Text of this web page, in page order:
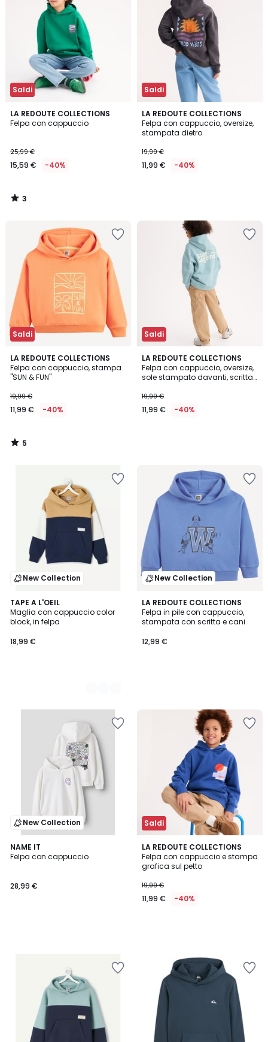
applicato.
Saldi
LA REDOUTE COLLECTIONS
Felpa con cappuccio
25,99 €
15,59 € -40%
3
/
3
/
Saldi
LA REDOUTE COLLECTIONS
Felpa con cappuccio, oversize,
stampata dietro
19,99 €
11,99 € -40%
Saldi
LA REDOUTE COLLECTIONS
Felpa con cappuccio, stampa
"SUN & FUN"
19,99 €
11,99 € -40%
5
/
5
5
/
Saldi
LA REDOUTE COLLECTIONS
Felpa con cappuccio, oversize,
sole stampato davanti, scritta
19,99 €
11,99 € -40%
New Collection
TAPE A L'OEIL
Maglia con cappuccio color
block, in felpa
18,99 €
2
Colori
New Collection
LA REDOUTE COLLECTIONS
Felpa in pile con cappuccio,
stampata con scritta e cani
12,99 €
New Collection
NAME IT
Felpa con cappuccio
28,99 €
Saldi
LA REDOUTE COLLECTIONS
Felpa con cappuccio e stampa
grafica sul petto
19,99 €
11,99 € -40%